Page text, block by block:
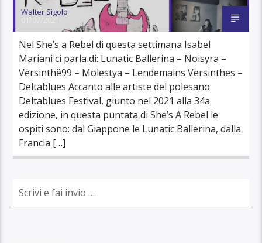
Walter Sigolo
Nel She’s a Rebel di questa settimana Isabel
Mariani ci parla di: Lunatic Ballerina – Noisyra –
Vėrsinthë99 – Molestya – Lendemains Versinthes –
Deltablues Accanto alle artiste del polesano
Deltablues Festival, giunto nel 2021 alla 34a
edizione, in questa puntata di She’s A Rebel le
ospiti sono: dal Giappone le Lunatic Ballerina, dalla
Francia […]